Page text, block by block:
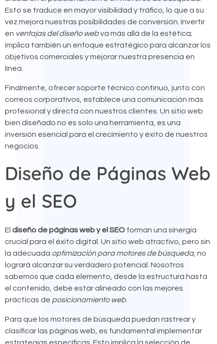
Esto se traduce en mayor visibilidad y tráfico, lo que a su
vez mejora nuestras posibilidades de conversión. Invertir
en ventajas del diseño webva más allá de la estética;
implica también un enfoque estratégico para alcanzar los
objetivos comerciales y mejorar nuestra presencia en
línea.
Finalmente, ofrecer soporte técnico continuo, junto con
correos corporativos, establece una comunicación más
profesional y directa con nuestros clientes. Un sitio web
bien diseñado no es solo una herramienta, es una
inversión esencial para el crecimiento y éxito de nuestros
negocios.
Diseño de Páginas Web
y el SEO
El diseño de páginas web y el SEO forman una sinergia
crucial para el éxito digital. Un sitio web atractivo, pero sin
la adecuada optimización para motores de búsqueda, no
logrará alcanzar su verdadero potencial. Nosotros
sabemos que cada elemento, desde la estructura hasta
el contenido, debe estar alineado con las mejores
prácticas de posicionamiento web.
Para que los motores de búsqueda puedan rastrear y
clasificar las páginas web, es fundamental implementar